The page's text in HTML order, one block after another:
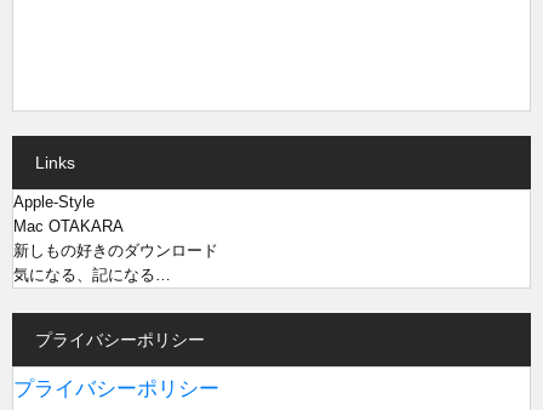
Links
Apple-Style
Mac OTAKARA
新しもの好きのダウンロード
気になる、記になる…
プライバシーポリシー
プライバシーポリシー